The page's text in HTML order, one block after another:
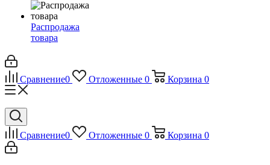
Распродажа
товара
Сравнение0 Отложенные 0 Корзина 0
Сравнение0 Отложенные 0 Корзина 0